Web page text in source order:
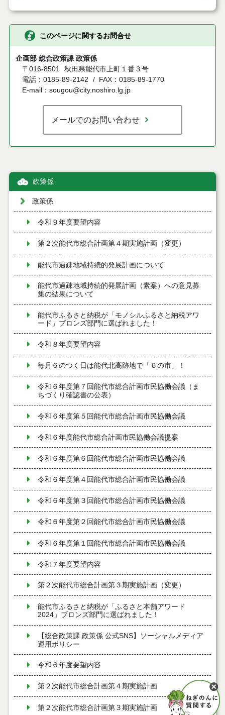
このページに関するお問合せ
企画部 総合政策課 政策係
〒016-8501 秋田県能代市上町１番３号
電話：0185-89-2142
FAX：0185-89-1770
E-mail：sougou@city.noshiro.lg.jp
メールでのお問い合わせ
政策係
政策係
令和９年度要望内容
第２次能代市総合計画第４期実施計画（変更）
能代市過疎地域持続的発展計画について
能代市過疎地域持続的発展計画（素案）への意見募
集の結果について
能代市ふるさと納税が「モノシルふるさと納税アワ
ード」ブロンズ部門に選ばれました！
令和８年度要望内容
毎月６のつく日は能代北高跡地で「６の市」！
令和６年度第７回能代市総合計画市民協働会議（ま
ちづくり確認書の公表）
令和６年度第５回能代市総合計画市民協働会議
令和６年度能代市総合計画市民協働会議提案
令和６年度第６回能代市総合計画市民協働会議
令和６年度第４回能代市総合計画市民協働会議
令和６年度第３回能代市総合計画市民協働会議
令和６年度第２回能代市総合計画市民協働会議
令和６年度第１回能代市総合計画市民協働会議
令和７年度要望内容
第２次能代市総合計画第３期実施計画（変更）
能代市ふるさと納税が「ふるさと本舗アワード
2024」ブロンズ部門に選ばれました！
【総合政策課 政策係 公式SNS】ソーシャルメディア
運用ポリシー
令和６年度要望内容
第２次能代市総合計画第４期実施計画
第２次能代市総合計画第３期実施計画